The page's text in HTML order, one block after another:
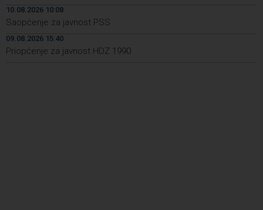
18:50
Uprava i Sindikat Nove Željezare Zenica dogovorili
isplatu otpremnina prije stečajnog postupka
18:41
Austrijski kancelar pohvalio napore Turske i Erdogana za
okončanje rata u Ukrajini
10.08.2026 10:08
Saopćenje za javnost PSS
09.08.2026 15:40
Priopćenje za javnost HDZ 1990